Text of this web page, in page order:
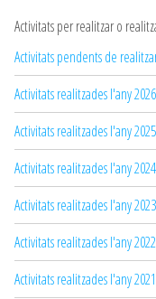
Activitats per realitzar o
Activitats pendents de
Activitats realitzades l'any 2026
Activitats realitzades l'any 2025
Activitats realitzades l'any 2024
Activitats realitzades l'any 2023
Activitats realitzades l'any 2022
Activitats realitzades l'any 2021